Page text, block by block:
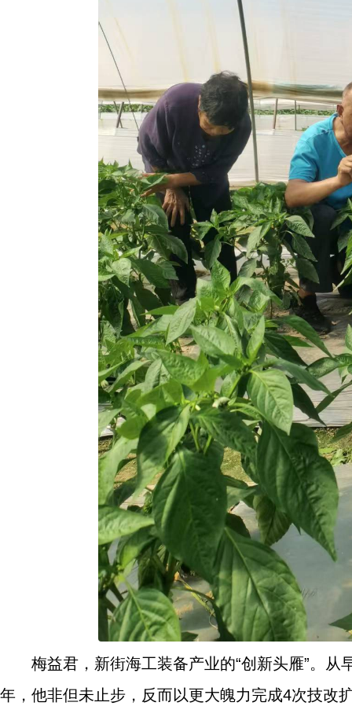
梅益君，新街海工装备产业的“创新头雁”。
年，他非但未止步，反而以更大魄力完成4次技改